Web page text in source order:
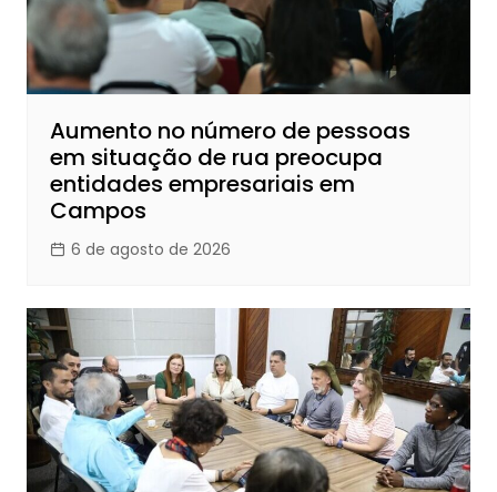
Aumento no número de pessoas
em situação de rua preocupa
entidades empresariais em
Campos
6 de agosto de 2026